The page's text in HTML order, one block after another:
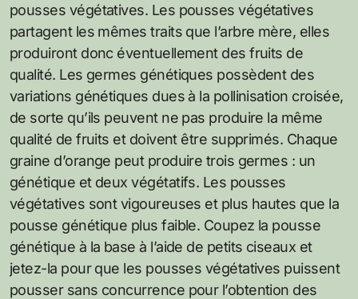
pousses végétatives. Les pousses végétatives
partagent les mêmes traits que l’arbre mère, elles
produiront donc éventuellement des fruits de
qualité. Les germes génétiques possèdent des
variations génétiques dues à la pollinisation croisée,
de sorte qu’ils peuvent ne pas produire la même
qualité de fruits et doivent être supprimés. Chaque
graine d’orange peut produire trois germes : un
génétique et deux végétatifs. Les pousses
végétatives sont vigoureuses et plus hautes que la
pousse génétique plus faible. Coupez la pousse
génétique à la base à l’aide de petits ciseaux et
jetez-la pour que les pousses végétatives puissent
pousser sans concurrence pour l’obtention des